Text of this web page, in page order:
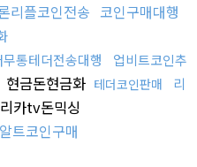
리플코인전송 코인구매대행
무통테더전송대행
업비트코인추
현금돈현금화 테더코인판매
리
카tv돈믹싱
알트코인구매